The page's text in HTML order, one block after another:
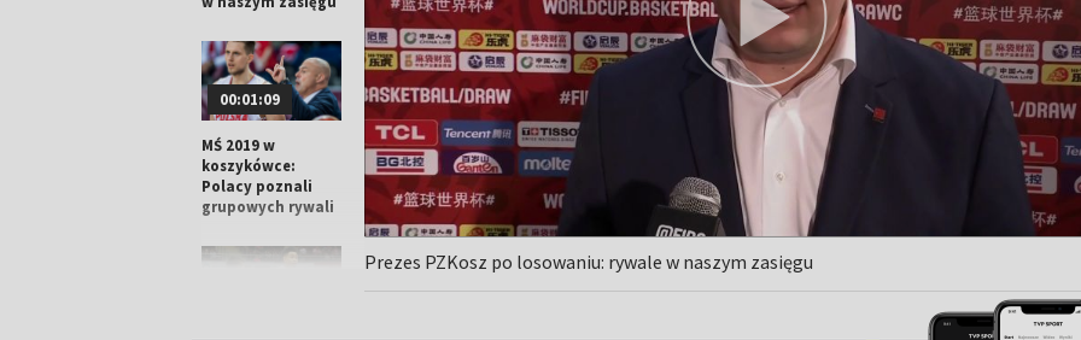
00:01:09
MŚ 2019 w
koszykówce:
Polacy poznali
grupowych rywali
Prezes PZKosz po losowaniu: rywale w naszym zasięgu